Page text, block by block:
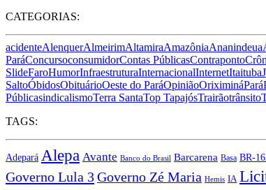
CATEGORIAS:
acidenteAlenquerAlmeirimAltamiraAmazôniaAnanindeua
ParáConcursoconsumidorContas PúblicasContraponto
SlideFaroHumorInfraestruturaInternacionalInternetItaituba
SaltoÓbidosObituárioOeste do ParáOpiniãoOriximináPará
PúblicasindicalismoTerra SantaTop TapajósTrairãotrânsito
TAGS:
Adepará Alepa Avante Banco do Brasil Barcarena Basa BR-
Governo Lula 3Governo Zé Maria Hemis IA